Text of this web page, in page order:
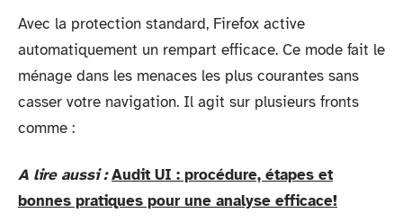
Avec la protection standard, Firefox active
automatiquement un rempart efficace. Ce mode fait le
ménage dans les menaces les plus courantes sans
casser votre navigation. Il agit sur plusieurs fronts
comme :
A lire aussi : Audit UI : procédure, étapes et
bonnes pratiques pour une analyse efficace!